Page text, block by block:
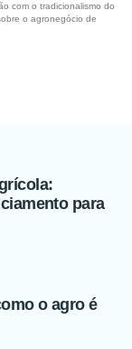
com o tradicionalismo do
o agronegócio de
para
o agro é